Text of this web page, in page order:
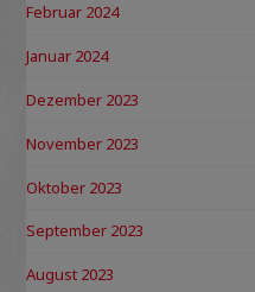
Februar 2024
Januar 2024
Dezember 2023
November 2023
Oktober 2023
September 2023
August 2023